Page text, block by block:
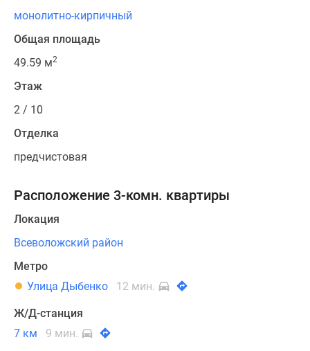
монолитно-кирпичный
Общая площадь
49.59 м2
Этаж
2 / 10
Отделка
предчистовая
Расположение 3-комн. квартиры
Локация
Всеволожский район
Метро
Улица Дыбенко
12 мин.
Ж/Д-станция
7 км
9 мин.